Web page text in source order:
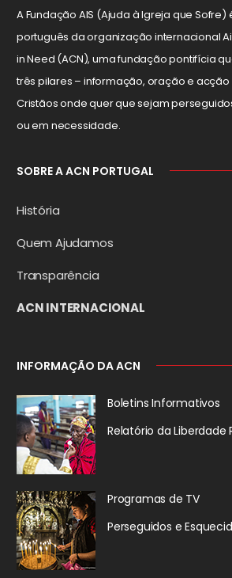
A Fundação AIS (Ajuda à Igreja que
português da organização internacional
in Need (ACN), uma fundação pontifícia
três pilares – informação, oração e acção
Cristãos onde quer que sejam
ou em necessidade.
SOBRE A ACN PORTUGAL
História
Quem Ajudamos
Transparência
ACN INTERNACIONAL
INFORMAÇÃO DA ACN
Boletins Informativos
Relatório da Liberdade
Programas de TV
Perseguidos e